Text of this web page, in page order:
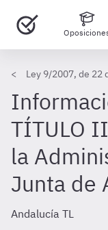
Ley 9/2007, de 22
TÍTULO
la
Junta de
Andalucía TL